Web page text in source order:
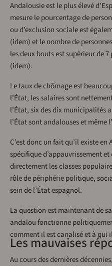
Andalousie est le plus élevé
mesure le pourcentage de
ou d’exclusion sociale est
(idem) et le nombre de
les deux bouts est supérieur de
(idem).
Le taux de chômage est
l’État, les salaires sont
l’État, six des dix municipalités
l’État sont andalouses et même
C’est donc un fait qu’il existe
spécifique d’appauvrissement
directement les classes
rôle de périphérie politique,
sein de l’État espagnol.
La question est maintenant de
andalou fonctionne
comment il est canalisé et à qui
Les mauvaises
Au cours des dernières